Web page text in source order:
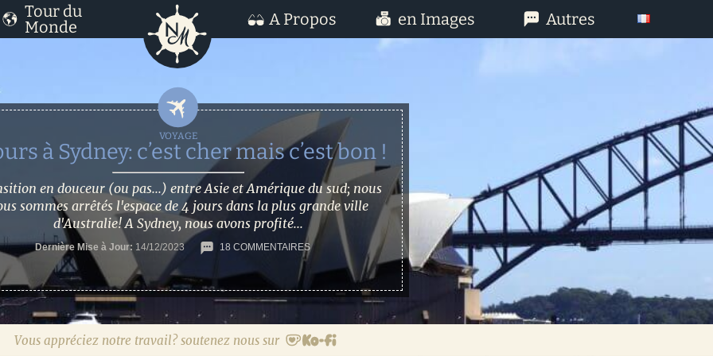
Tour du
Monde
A Propos en Images Autres
Vous appréciez notre travail? soutenez nous sur
à Sydney: c’est cher mais c’est bon !
en douceur (ou pas...) entre Asie et Amérique du sud; nous
sommes arrêtés l'espace de 4 jours dans la plus grande ville
d'Australie! A Sydney, nous avons profité...
Dernière Mise à Jour: 14/12/2023 18 COMMENTAIRES